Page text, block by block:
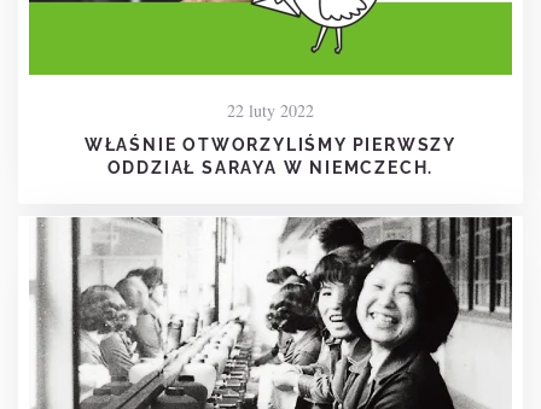
22 luty 2022
WŁAŚNIE OTWORZYLIŚMY PIERWSZY
ODDZIAŁ SARAYA W NIEMCZECH.